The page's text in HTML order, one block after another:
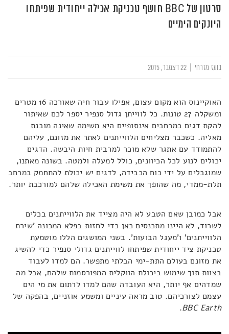
סרטון של BBC חושף טכניקת אכילה ייחודית שפיתחו
היונקים הימיים
בועז מזרחי
האוקיינוס הוא מקום עצום, אפילו עבור חיה שאורכה 16 מטרים
ומשקלה 27 טונות. כל לווייתן גדול סנפיר יספר לכם שאיתור
להקת דגים במרחבים אינסופיים היא משימה שאינה מובנת
מאליה. כשכבר מצליחים הלווייתנים לאתר את מזונם, עליהם
להתמודד עם אתגר שלא מוכר למרבית חיות היבשה. הדגים
יכולים לנוע לכל הכיוונים, כולל למעלה ולמטה. בשונה מאתנו,
שמוגבלים על ידי כוח הכבידה, לדגים יש יכולת להתחמק במרחב
תלת-ממדי, מה שהופך את משימת האכילה שלהם למורכבת יותר.
אבל כמובן שאם הטבע לא היה מצייד את הלווייתנים בכלים
לשרוד, לא היינו מתכנסים כאן כדי לחזות בפלא המכונה 'שירת
הלווייתנים' ו'מעגל הבועות'. בשני המושגים הללו מוטמעת
טכניקת ציד ייחודית שפיתחו לווייתנים גדולי סנפיר כדי להשיג
את מזונם בעולם התת-ימי הבלתי מתפשר. הם למדו לעבוד
בצוות תוך שימוש ביכולת הווקלית המפורסמות שלהם, אבל מה
שמדהים אף יותר, היא העובדה שהם למדו לרתום את מי הים
עצמם לצורכיהם. טוב מראה עיניים ומשמע אוזניים, בהפקה של
BBC Earth
.